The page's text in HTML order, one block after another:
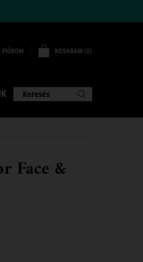
FIÓKOM KOSARAM 0
0 TERMÉK
Keresés
Face &